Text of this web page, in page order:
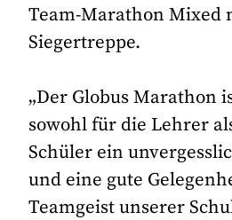
Team-Marathon Mixed
Siegertreppe.
„Der Globus Marathon
sowohl für die Lehrer
Schüler ein
und eine gute
Teamgeist unserer